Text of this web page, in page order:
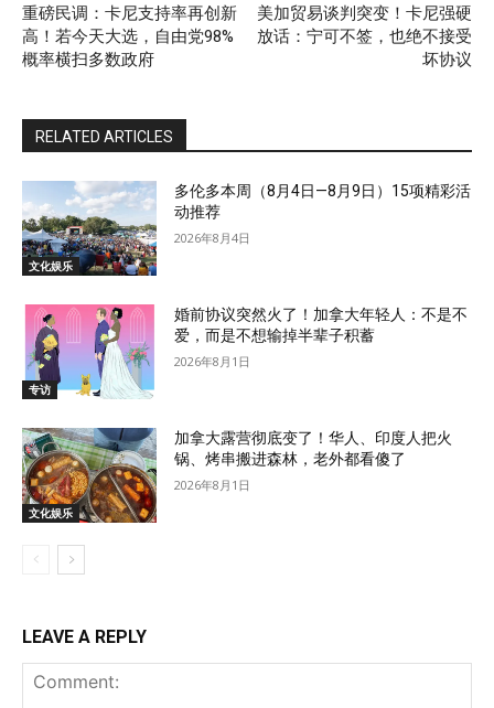
重磅民调：卡尼支持率再创新
高！若今天大选，自由党98%
概率横扫多数政府
美加贸易谈判突变！卡尼强硬
放话：宁可不签，也绝不接受
坏协议
RELATED ARTICLES
文化娱乐
多伦多本周（8月4日—8月9日）15项精彩活
动推荐
2026年8月4日
专访
婚前协议突然火了！加拿大年轻人：不是不
爱，而是不想输掉半辈子积蓄
2026年8月1日
文化娱乐
加拿大露营彻底变了！华人、印度人把火
锅、烤串搬进森林，老外都看傻了
2026年8月1日
LEAVE A REPLY